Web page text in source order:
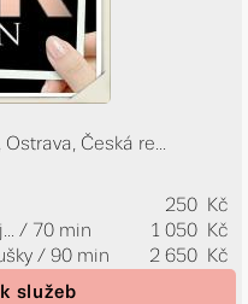
Česká re...
250 Kč
/ 70 min
1 050 Kč
/ 90 min
2 650 Kč
služeb